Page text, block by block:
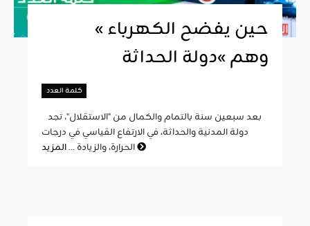
« حين يفضح الكهرباء
وهم »دولة الحداثة
كلمة العدد
دولة المدنية والحداثة، في الارتفاع القياسي في درجات
الحرارة، والزيادة ...